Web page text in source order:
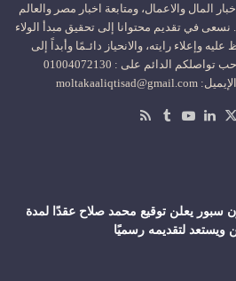
المال والاعمال، ومتابعة اخبار مصر والعالم
في تقديم محتوانا إلى تحقيق مبدأ الولاء
وإعلاء رايته، والانحياز دائـمًا وأبداً إلى
المصداقية والشفافية.. نرحب تواصلكم الدائم على : 01004072130
فيسبوك
‫X لينكدإن‫YouTube
سبور يعلن توقيع محمد صلاح عقدًا لمدة
ويستعد لتقديمه رسميًا